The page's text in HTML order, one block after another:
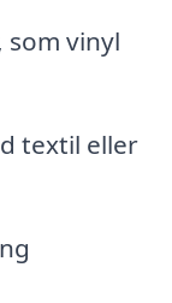
som vinyl
textil eller